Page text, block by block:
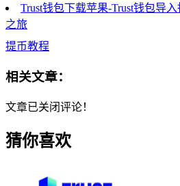
Trust钱包下载苹果-Trust钱包导
之旅
提币教程
相关文章：
文章已关闭评论！
猜你喜欢